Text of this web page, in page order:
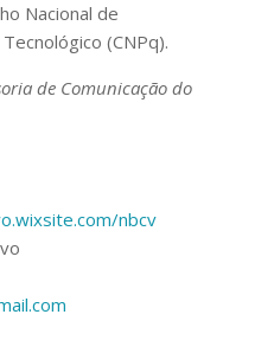
Nacional de
(CNPq).
de Comunicação do
nbcv